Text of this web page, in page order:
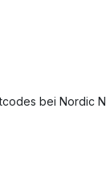
bei Nordic